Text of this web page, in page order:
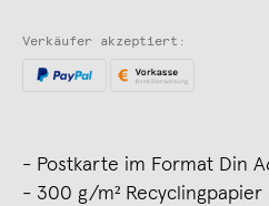
Verkäufer akzeptiert:
- Postkarte im Format Din
- 300 g/m² Recyclingpapier